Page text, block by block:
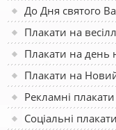
До Дня святого
Плакати на
Плакати на день
Плакати на
Рекламні плакати
Соціальні плакати